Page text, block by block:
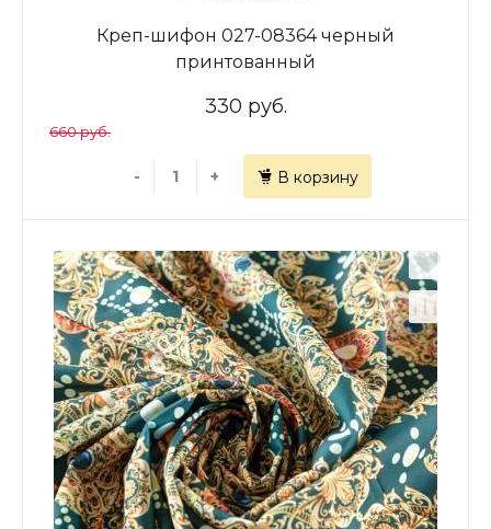
Креп-шифон 027-08364 черный
принтованный
330 руб.
660 руб.
- + В корзину